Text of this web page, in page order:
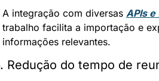
A integração com diversas APIs
trabalho facilita a importação e
informações relevantes.
Redução do tempo de